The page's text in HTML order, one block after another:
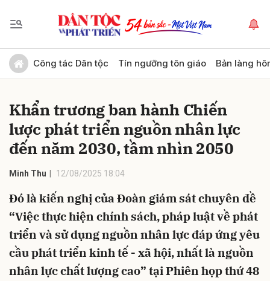
Công tác Dân tộc Tín ngưỡng tôn giáo Bản làng
Khẩn trương ban hành Chiến
lược phát triển nguồn nhân lực
đến năm 2030, tầm nhìn 2050
Minh Thu 12/08/2025 18:04
Đó là kiến nghị của Đoàn giám sát chuyên đề
“Việc thực hiện chính sách, pháp luật về phát
triển và sử dụng nguồn nhân lực đáp ứng yêu
cầu phát triển kinh tế - xã hội, nhất là nguồn
nhân lực chất lượng cao” tại Phiên họp thứ 48
Gửi bình luận